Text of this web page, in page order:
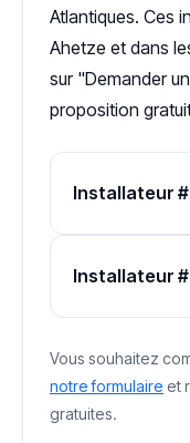
Atlantiques. Ces
Ahetze et dans
sur "Demander
proposition
Vous souhaitez
notre formulaire et
gratuites.